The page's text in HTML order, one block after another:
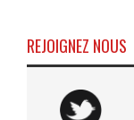
REJOIGNEZ NOUS